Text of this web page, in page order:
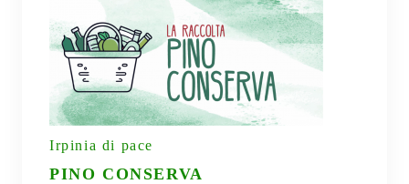
Irpinia di pace
PINO CONSERVA